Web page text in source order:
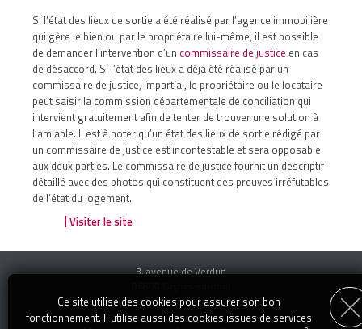
Si l’état des lieux de sortie a été réalisé par l’agence immobilière
qui gère le bien ou par le propriétaire lui-même, il est possible
de demander l’intervention d’un commissaire de justice en cas
de désaccord. Si l’état des lieux a déjà été réalisé par un
commissaire de justice, impartial, le propriétaire ou le locataire
peut saisir la commission départementale de conciliation qui
intervient gratuitement afin de tenter de trouver une solution à
l’amiable. Il est à noter qu’un état des lieux de sortie rédigé par
un commissaire de justice est incontestable et sera opposable
aux deux parties. Le commissaire de justice fournit un descriptif
détaillé avec des photos qui constituent des preuves irréfutables
de l’état du logement.
Visiter le site
3, avenue de Verdun
Téléphone : 04 92 13 14 00
E-mail :transaction@specialimmo.com
Ce site utilise des cookies pour assurer son bon
fonctionnement. Il utilise aussi des cookies issues de services